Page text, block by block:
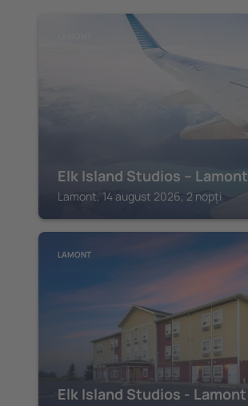
Elk Island Studios – Lamont
Lamont, 14 august 2026, 2 nopți
LAMONT
Elk Island Studios - Lamont